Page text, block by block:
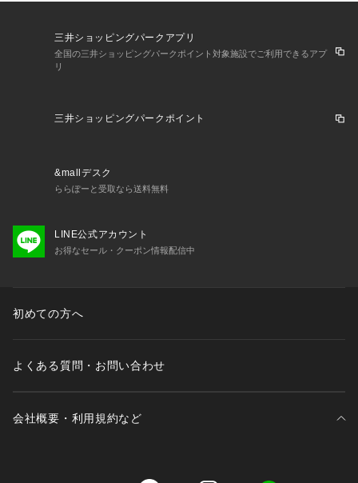
三井ショッピングパークアプリ
全国の三井ショッピングパークポイント対象施設でご利用できるアプ
リ
三井ショッピングパークポイント
&mallデスク
ららぽーと受取なら送料無料
LINE公式アカウント
お得なセール・クーポン情報配信中
初めての方へ
よくある質問・お問い合わせ
会社概要・利用規約など